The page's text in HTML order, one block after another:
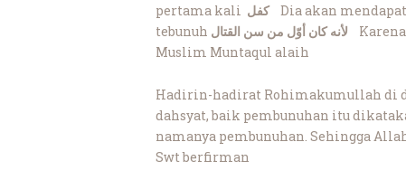
pertama kali
كفل Dia akan
tebunuh
Muslim Muntaqul alaih
Hadirin-hadirat Rohimakumullah di
dahsyat, baik pembunuhan itu
namanya pembunuhan. Sehingga
Swt berfirman